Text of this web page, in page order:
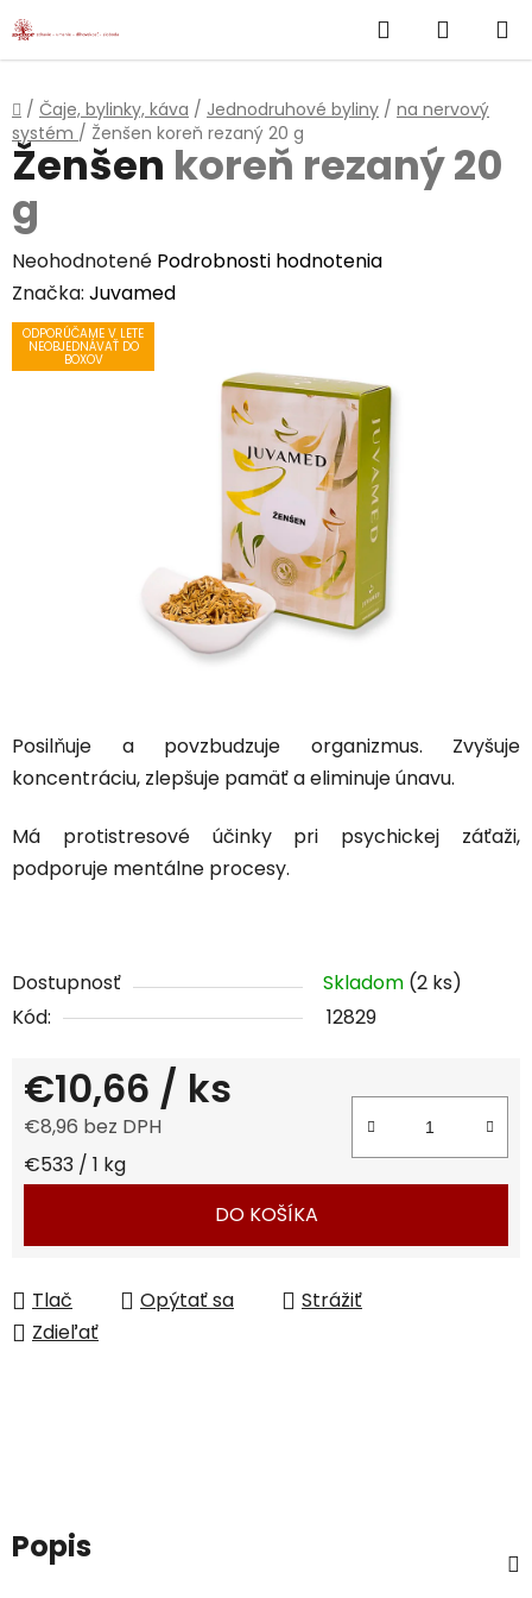
Prejsť
na
Hľadať
KOŠÍK
Domov
/ Čaje, bylinky, káva / Jednodruhové byliny / na nervový
systém / Ženšen koreň rezaný 20 g
Posilňuje a povzbudzuje organizmus. Zvyšuje
koncentráciu, zlepšuje pamäť a eliminuje únavu.
Má protistresové účinky pri psychickej záťaži,
podporuje mentálne procesy.
Dostupnosť Skladom (2 ks)
Kód:
12829
€10,66 / ks
€8,96 bez DPH
Jednotková cena:
€533 / 1 kg
DO KOŠÍKA
Tlač Opýtať sa
Strážiť
Zdieľať
Ženšen koreň rezaný 20
g
Priemerné
hodnotenie
produktu
Neohodnotené Podrobnosti hodnotenia
Značka: Juvamed
ODPORÚČAME V LETE
NEOBJEDNÁVAŤ DO
BOXOV
Popis